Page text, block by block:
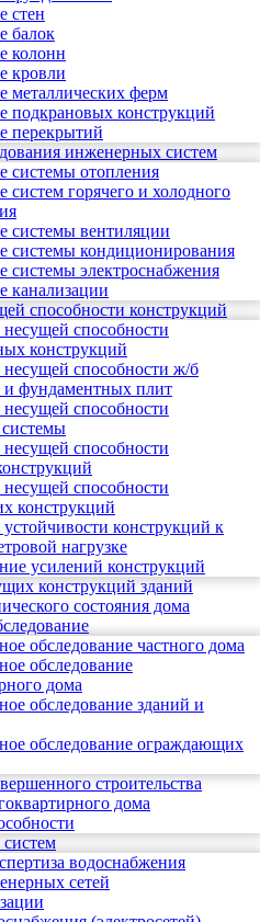
стен
балок
колонн
кровли
металлических ферм
подкрановых конструкций
перекрытий
инженерных систем
системы отопления
систем горячего и холодного
системы вентиляции
системы кондиционирования
системы электроснабжения
канализации
способности конструкций
способности
конструкций
способности ж/б
и фундаментных плит
способности
способности
способности
конструкций
конструкций к
нагрузке
усилений конструкций
конструкций зданий
состояния дома
обследование частного дома
обследование
дома
обследование зданий и
обследование ограждающих
строительства
дома
водоснабжения
сетей